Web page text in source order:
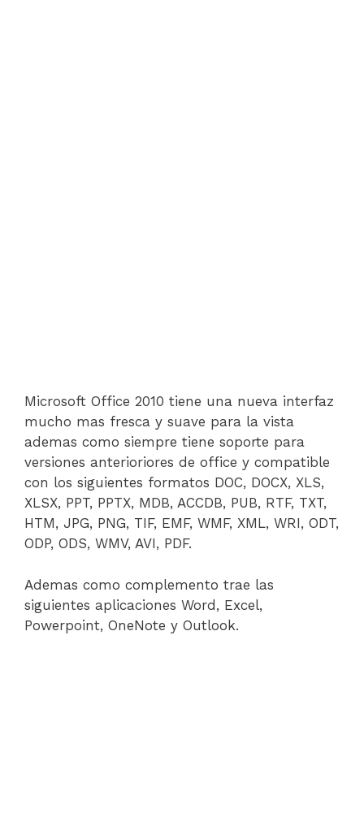
Microsoft Office 2010 tiene una nueva interfaz
mucho mas fresca y suave para la vista
ademas como siempre tiene soporte para
versiones anterioriores de office y compatible
con los siguientes formatos DOC, DOCX, XLS,
XLSX, PPT, PPTX, MDB, ACCDB, PUB, RTF, TXT,
HTM, JPG, PNG, TIF, EMF, WMF, XML, WRI, ODT,
ODP, ODS, WMV, AVI, PDF.
Ademas como complemento trae las
siguientes aplicaciones Word, Excel,
Powerpoint, OneNote y Outlook.